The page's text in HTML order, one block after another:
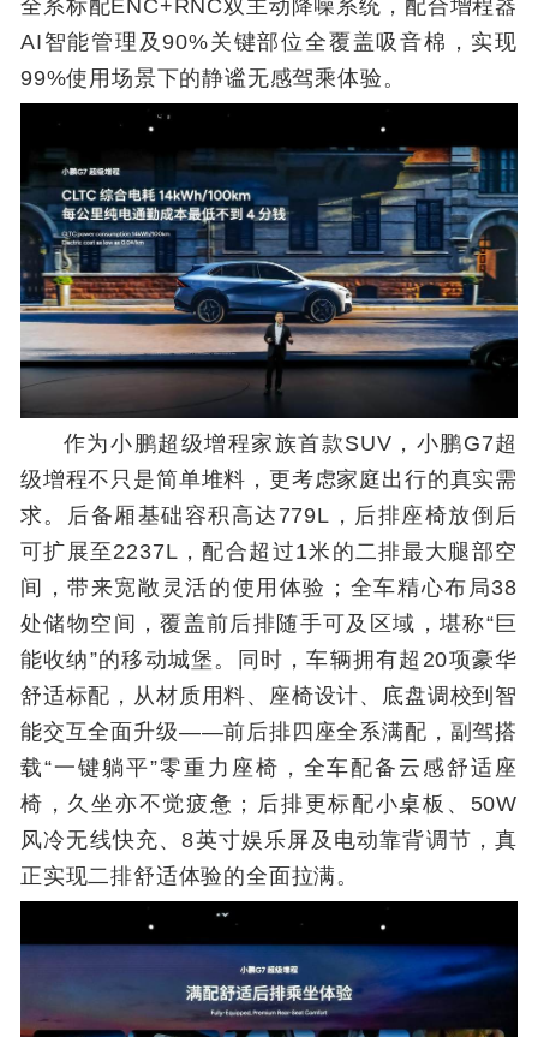
全系标配ENC+RNC双主动降噪系统，配合增程器
AI智能管理及90%关键部位全覆盖吸音棉，实现
99%使用场景下的静谧无感驾乘体验。
作为小鹏超级增程家族首款SUV，小鹏G7超
级增程不只是简单堆料，更考虑家庭出行的真实需
求。后备厢基础容积高达779L，后排座椅放倒后
可扩展至2237L，配合超过1米的二排最大腿部空
间，带来宽敞灵活的使用体验；全车精心布局38
处储物空间，覆盖前后排随手可及区域，堪称“巨
能收纳”的移动城堡。同时，车辆拥有超20项豪华
舒适标配，从材质用料、座椅设计、底盘调校到智
能交互全面升级——前后排四座全系满配，副驾搭
载“一键躺平”零重力座椅，全车配备云感舒适座
椅，久坐亦不觉疲惫；后排更标配小桌板、50W
风冷无线快充、8英寸娱乐屏及电动靠背调节，真
正实现二排舒适体验的全面拉满。